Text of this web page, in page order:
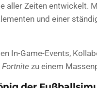
aller Zeiten entwickelt.
und einer
In-Game-Events,
Fortnite zu einem